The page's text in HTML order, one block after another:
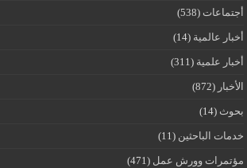
أجتماعات (538)
أخبار عالمية (14)
أخبار علمية (311)
الأخبار (872)
بحوث (14)
خدمات الباحثين (11)
مؤتمرات وورش عمل (471)